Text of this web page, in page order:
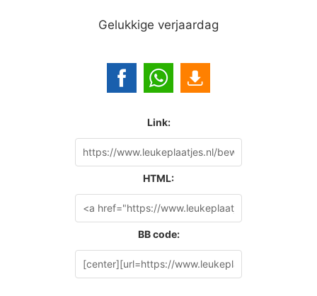
Gelukkige verjaardag
Link:
HTML:
BB code: